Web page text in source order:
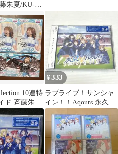
朱夏/KU-
Cruller!/ラ
ンシャイ
CLUB 2023
ブロマイド
10連特
ド 斉藤朱夏
¥333
ラブライブ！サンシャ
イン！！Aqours 永久
hours